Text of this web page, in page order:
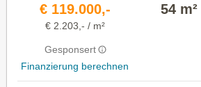
€ 119.000,-
€ 2.203,- / m²
Gesponsert
Finanzierung berechnen
54 m²